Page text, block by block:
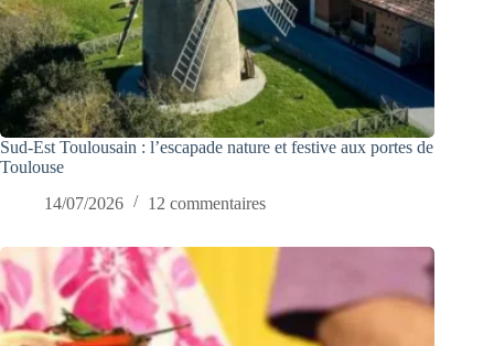
Sud-Est Toulousain : l’escapade nature et festive aux portes de
Toulouse
14/07/2026
12 commentaires